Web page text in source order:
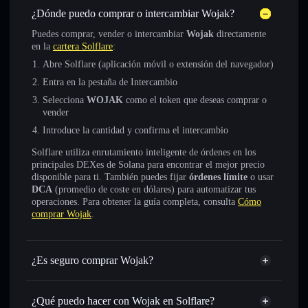
¿Dónde puedo comprar o intercambiar Wojak?
Puedes comprar, vender o intercambiar Wojak directamente
en la cartera Solflare:
Abre Solflare (aplicación móvil o extensión del navegador)
Entra en la pestaña de Intercambio
Selecciona WOJAK como el token que deseas comprar o
vender
Introduce la cantidad y confirma el intercambio
Solflare utiliza enrutamiento inteligente de órdenes en los
principales DEXes de Solana para encontrar el mejor precio
disponible para ti. También puedes fijar órdenes límite o usar
DCA (promedio de coste en dólares) para automatizar tus
operaciones. Para obtener la guía completa, consulta Cómo
comprar Wojak.
¿Es seguro comprar Wojak?
Wojak token verificado
¿Qué puedo hacer con Wojak en Solflare?